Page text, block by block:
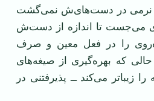
نرمی در دست‌های‌ش نمی‌گشت
می‌جست تا اندازه از دست‌ش
را در فعل معین و صرف
که بهره‌گیری از صیغه‌های
زیباتر می‌کند ــ پذیرفتنی در